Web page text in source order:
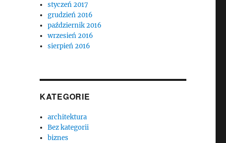
styczeń 2017
grudzień 2016
październik 2016
wrzesień 2016
sierpień 2016
KATEGORIE
architektura
Bez kategorii
biznes